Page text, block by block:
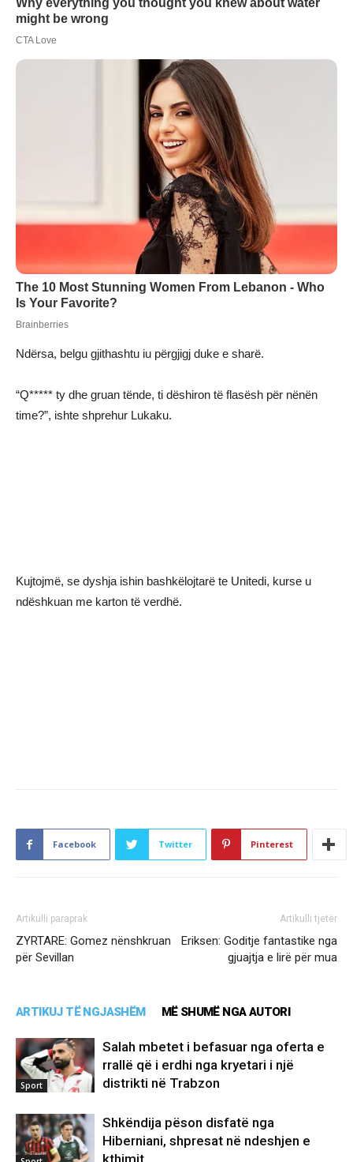
Ndërsa, belgu gjithashtu iu përgjigj duke e sharë.
“Q***** ty dhe gruan tënde, ti dëshiron të flasësh për nënën
time?”, ishte shprehur Lukaku.
Kujtojmë, se dyshja ishin bashkëlojtarë te Unitedi, kurse u
ndëshkuan me karton të verdhë.
Facebook Twitter Pinterest
Artikulli paraprak
ZYRTARE: Gomez nënshkruan
për Sevillan
Artikulli tjetër
Eriksen: Goditje fantastike nga
gjuajtja e lirë për mua
ARTIKUJ TË NGJASHËM MË SHUMË NGA AUTORI
Sport
Salah mbetet i befasuar nga oferta e
rrallë që i erdhi nga kryetari i një
distrikti në Trabzon
Shkëndija pëson disfatë nga
Hiberniani, shpresat në ndeshjen e